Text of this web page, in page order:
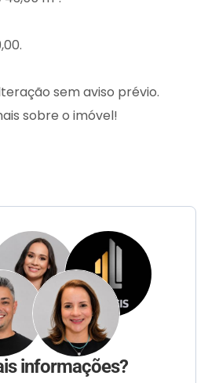
sem aviso prévio.
sobre o imóvel!
informações?